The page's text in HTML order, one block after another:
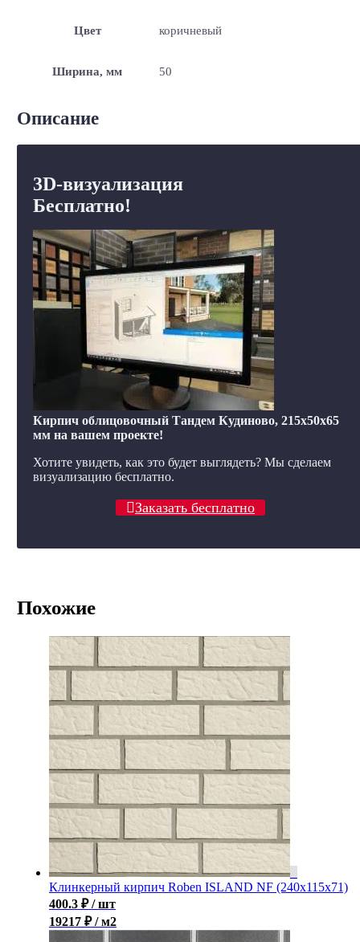
Цвет коричневый
Ширина, мм 50
Описание
3D-визуализация
Бесплатно!
Кирпич облицовочный Тандем Кудиново, 215x50x65
мм на вашем проекте!
Хотите увидеть, как это будет выглядеть? Мы сделаем
визуализацию бесплатно.
Заказать бесплатно
Похожие
Клинкерный кирпич Roben ISLAND NF (240x115x71)
400.3 ₽ / шт
19217 ₽ / м2